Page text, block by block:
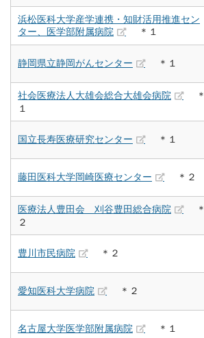
浜松医科大学産学連携・知財活用推進セン
ター、医学部附属病院
＊１
静岡県立静岡がんセンター ＊１
社会医療法人大雄会総合大雄会病院
＊
１
国立長寿医療研究センター ＊１
藤田医科大学岡崎医療センター ＊２
医療法人豊田会 刈谷豊田総合病院
＊
２
豊川市民病院 ＊２
愛知医科大学病院 ＊２
名古屋大学医学部附属病院 ＊１